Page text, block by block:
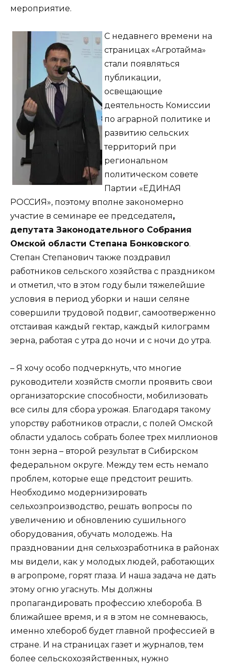
мероприятие.
С недавнего времени на
страницах «Агротайма»
стали появляться
публикации,
освещающие
деятельность Комиссии
по аграрной политике и
развитию сельских
территорий при
региональном
политическом совете
Партии «ЕДИНАЯ
РОССИЯ», поэтому вполне закономерно
участие в семинаре ее председателя,
депутата Законодательного Собрания
Омской области Степана Бонковского.
Степан Степанович также поздравил
работников сельского хозяйства с праздником
и отметил, что в этом году были тяжелейшие
условия в период уборки и наши селяне
совершили трудовой подвиг, самоотверженно
отстаивая каждый гектар, каждый килограмм
зерна, работая с утра до ночи и с ночи до утра.
– Я хочу особо подчеркнуть, что многие
руководители хозяйств смогли проявить свои
организаторские способности, мобилизовать
все силы для сбора урожая. Благодаря такому
упорству работников отрасли, с полей Омской
области удалось собрать более трех миллионов
тонн зерна – второй результат в Сибирском
федеральном округе. Между тем есть немало
проблем, которые еще предстоит решить.
Необходимо модернизировать
сельхозпроизводство, решать вопросы по
увеличению и обновлению сушильного
оборудования, обучать молодежь. На
праздновании дня сельхозработника в районах
мы видели, как у молодых людей, работающих
в агропроме, горят глаза. И наша задача не дать
этому огню угаснуть. Мы должны
пропагандировать профессию хлебороба. В
ближайшее время, и я в этом не сомневаюсь,
именно хлебороб будет главной профессией в
стране. И на страницах газет и журналов, тем
более сельскохозяйственных, нужно